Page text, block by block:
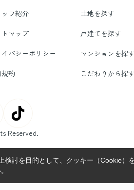
フ紹介 土地を探す
マップ 戸建てを探す
イバシーポリシー マンションを探
約 こだわりから探
Reserved.
討を目的として、クッキー（Cookie）